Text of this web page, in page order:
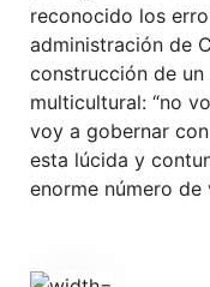
reconocido los
administración de
construcción de
multicultural: “no
voy a gobernar
esta lúcida y
enorme número de